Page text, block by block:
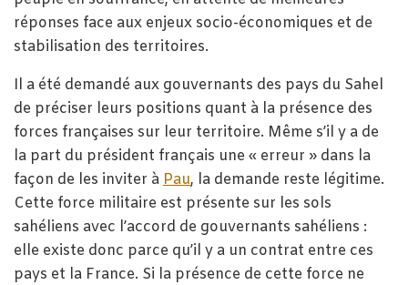
réponses face aux enjeux socio-économiques et de
stabilisation des territoires.
Il a été demandé aux gouvernants des pays du Sahel
de préciser leurs positions quant à la présence des
forces françaises sur leur territoire. Même s’il y a de
la part du président français une « erreur » dans la
façon de les inviter à Pau, la demande reste légitime.
Cette force militaire est présente sur les sols
sahéliens avec l’accord de gouvernants sahéliens :
elle existe donc parce qu’il y a un contrat entre ces
pays et la France. Si la présence de cette force ne